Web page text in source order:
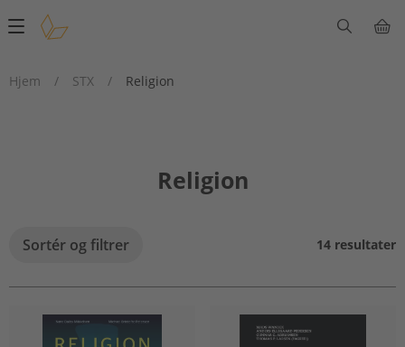
Main
Hjem
/ STX / Religion
Religion
Sortér og filtrer 14 resultater